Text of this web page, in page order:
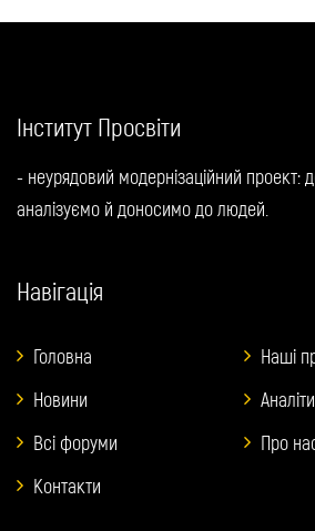
Інститут Просвіти
- неурядовий модернізаційний проект:
аналізуємо й доносимо до людей.
Навігація
Головна
Наші
Новини
Всі форуми
Про
Контакти